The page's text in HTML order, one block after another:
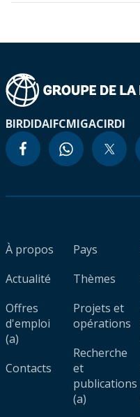
BIRDIDAIFCMIGACIRDI
À propos
Actualité
Offres
d'emploi
(a)
Contacts
Pays
Thèmes
Projets et
opérations
Recherche
et
publications
(a)